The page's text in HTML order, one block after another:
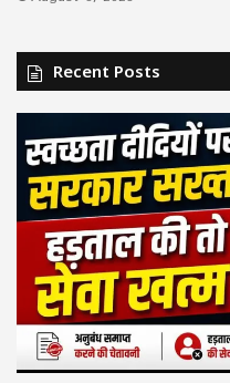
Recent Posts